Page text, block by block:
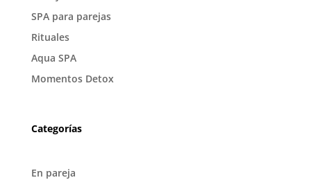
SPA para parejas
Rituales
Aqua SPA
Momentos Detox
Categorías
En pareja